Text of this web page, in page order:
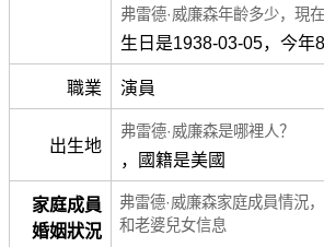
弗雷德·威廉森年齡多少，現在
生日是1938-03-05，今年
職業 演員
出生地
弗雷德·威廉森是哪裡人？
，國籍是美國
家庭成員
婚姻狀況
弗雷德·威廉森家庭成員情況
和老婆兒女信息